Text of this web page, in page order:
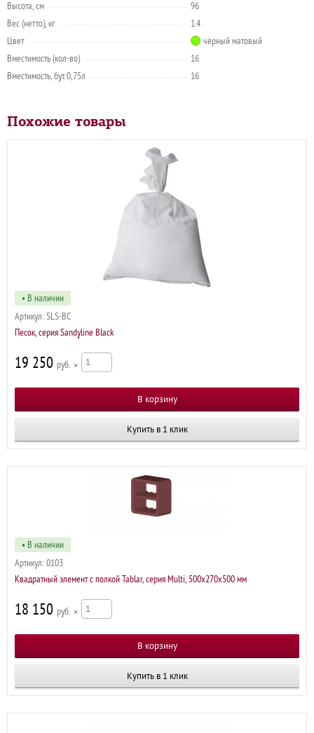
Высота, см
96
Вес (нетто), кг
1.4
Цвет
чёрный матовый
Вместимость (кол-во)
16
Вместимость, бут. 0,75л
16
Похожие товары
• В наличии
Артикул: SLS-BC
Песок, серия Sandyline Black
19 250 р ×
Купить в 1 клик
• В наличии
Артикул: 0103
Квадратный элемент c полкой Tablar, серия Multi, 500х270х500 мм
18 150 р ×
Купить в 1 клик